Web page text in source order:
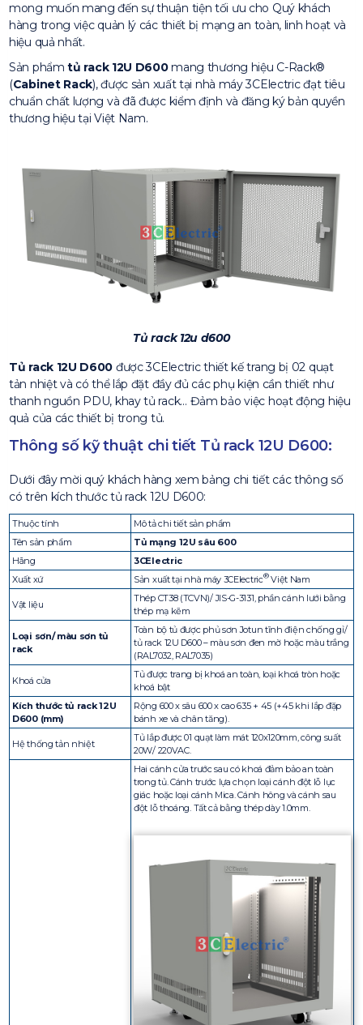
mong muốn mang đến sự thuận tiện tối ưu cho Quý khách
hàng trong việc quản lý các thiết bị mạng an toàn, linh hoạt và
hiệu quả nhất.
Sản phẩmtủ rack 12U D600mang thương hiệu C-Rack®
(Cabinet Rack), được sản xuất tại nhà máy 3CElectric đạt tiêu
chuẩn chất lượng và đã được kiểm định và đăng ký bản quyền
thương hiệu tại Việt Nam.
Tủ rack 12u d600
Tủ rack 12U D600 được 3CElectric thiết kế trang bị 02 quạt
tản nhiệt và có thể lắp đặt đầy đủ các phụ kiện cần thiết như
thanh nguồn PDU, khay tủ rack… Đảm bảo việc hoạt động hiệu
quả của các thiết bị trong tủ.
Thông số kỹ thuật chi tiết Tủ rack 12U D600:
Dưới đây mời quý khách hàng xem bảng chi tiết các thông số
có trên kích thước tủ rack 12U D600:
Thuộc tính
Mô tả chi tiết sản phẩm
Tên sản phẩm
Tủ mạng 12U sâu 600
Hãng
3CElectric
Xuất xứ
Sản xuất tại nhà máy 3CElectric®Việt Nam
Vật liệu
Thép CT38 (TCVN)/ JIS-G-3131, phần cánh lưới bằng
thép mạ kẽm
Loại sơn/ màu sơn tủ
rack
Toàn bộ tủ được phủ sơn Jotun tĩnh điện chống gỉ/
tủ rack 12U D600 – màu sơn đen mờ hoặc màu trắng
(RAL7032, RAL7035)
Khoá cửa
Tủ được trang bị khoá an toàn, loại khoá tròn hoặc
khoá bật
Kích thước tủ rack 12U
D600 (mm)
Rộng 600 x sâu 600 x cao 635 + 45 (+45 khi lắp đặp
bánh xe và chân tăng).
Hệ thống tản nhiệt
Tủ lắp được 01 quạt làm mát 120x120mm, công suất
20W/ 220VAC.
Hai cánh cửa trước sau có khoá đảm bảo an toàn
trong tủ. Cánh trước lựa chọn loại cánh đột lỗ lục
giác hoặc loại cánh Mica. Cánh hông và cánh sau
đột lỗ thoáng. Tất cả bằng thép dày 1.0mm.